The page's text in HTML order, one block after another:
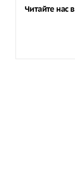
Читайте нас в